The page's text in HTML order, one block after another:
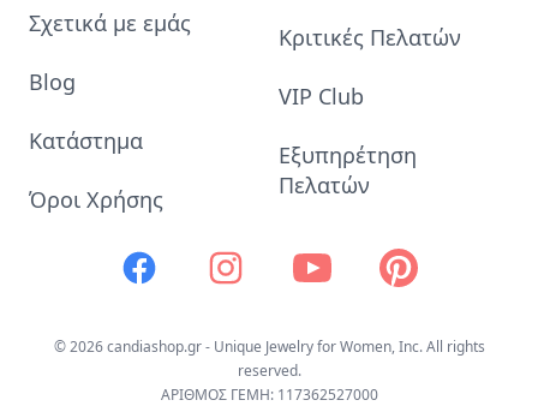
Σχετικά με εμάς
Blog
Κατάστημα
Όροι Χρήσης
Κριτικές Πελατών
VIP Club
Εξυπηρέτηση
Πελατών
Facebook InstagramYoutube Pinterest
© 2026 candiashop.gr - Unique Jewelry for Women, Inc. All rights
reserved.
ΑΡΙΘΜΟΣ ΓΕΜΗ: 117362527000